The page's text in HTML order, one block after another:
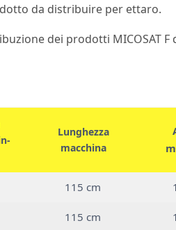
da distribuire per ettaro.
dei prodotti MICOSAT F
Lunghezza
macchina
115 cm
115 cm